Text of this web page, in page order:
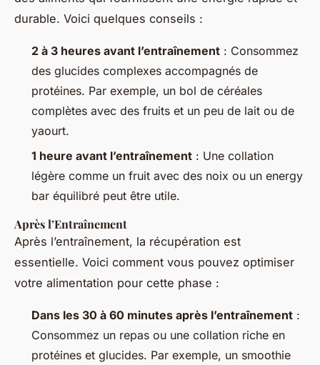
durable. Voici quelques conseils :
2 à 3 heures avant l’entraînement : Consommez
des glucides complexes accompagnés de
protéines. Par exemple, un bol de céréales
complètes avec des fruits et un peu de lait ou de
yaourt.
1 heure avant l’entraînement : Une collation
légère comme un fruit avec des noix ou un energy
bar équilibré peut être utile.
Après l’Entraînement
Après l’entraînement, la récupération est
essentielle. Voici comment vous pouvez optimiser
votre alimentation pour cette phase :
Dans les 30 à 60 minutes après l’entraînement :
Consommez un repas ou une collation riche en
protéines et glucides. Par exemple, un smoothie